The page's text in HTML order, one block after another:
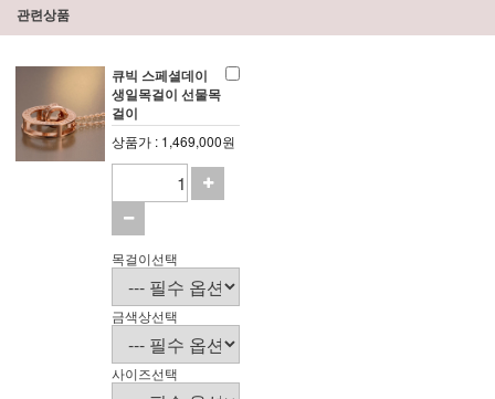
관련상품
큐빅 스페셜데이
생일목걸이 선물목
걸이
상품가 : 1,469,000원
목걸이선택
금색상선택
사이즈선택